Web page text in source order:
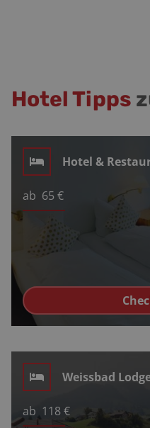
Hotel Tipps
Hotel &
ab 65 €
Weissbad
ab 118€